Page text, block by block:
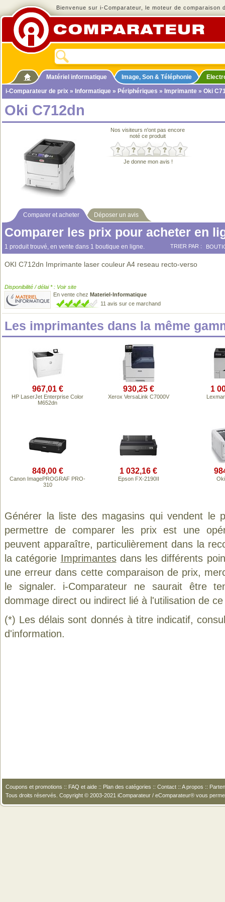
Bienvenue sur i-Comparateur, le moteur de comparaison
Matériel informatique Image, Son & Téléphonie
i-Comparateur de prix » Informatique » Périphériques » Imprimante » Oki
Oki C712dn
Nos visiteurs n'ont pas encore
noté ce produit
Je donne mon avis !
Comparer et acheter Déposer un avis
Comparer les prix pour acheter en
1 produit trouvé, en vente dans 1 boutique en ligne. TRIER PAR :
OKI C712dn Imprimante laser couleur A4 reseau recto-verso
Disponibilité / délai * : Voir site
En vente chez Materiel-Informatique
11 avis sur ce marchand
Les imprimantes dans la même
967,01 €
HP LaserJet Enterprise Color
M652dn
930,25 €
Xerox VersaLink C7000V
1
849,00 €
Canon ImagePROGRAF PRO-
310
1 032,16 €
Epson FX-2190II
Générer la liste des magasins qui vendent le
permettre de comparer les prix est une
peuvent apparaître, particulièrement dans la
la catégorie Imprimantesdans les différents
une erreur dans cette comparaison de prix,
le signaler. i-Comparateur ne saurait être
dommage direct ou indirect lié à l'utilisation de
(*) Les délais sont donnés à titre indicatif,
d'information.
Coupons et promotions :: FAQ et aide :: Plan des catégories :: Contact :: A propos ::
Tous droits réservés. Copyright © 2003-2021 iComparateur / eComparateur® vous